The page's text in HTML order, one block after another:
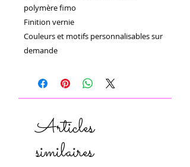
polymère fimo
Finition vernie
Couleurs et motifs personnalisables sur
demande
Articles
similaires